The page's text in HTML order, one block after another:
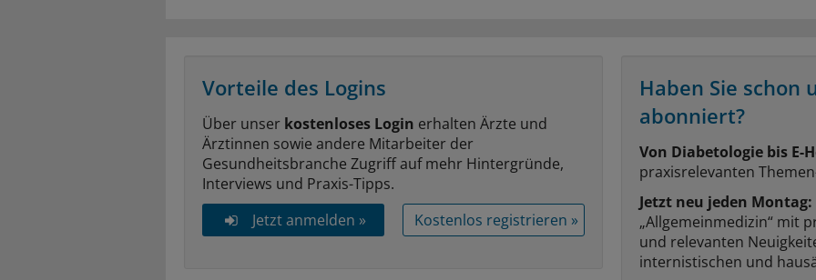
Vorteile des Logins
Über unser kostenloses Login erhalten Ärzte und
Ärztinnen sowie andere Mitarbeiter der
Gesundheitsbranche Zugriff auf mehr Hintergründe,
Interviews und Praxis-Tipps.
Jetzt anmelden »
Kostenlos registrieren »
Haben Sie schon
abonniert?
Von Diabetologie bis E-
praxisrelevanten
Jetzt neu jeden Montag:
„Allgemeinmedizin“ mit
und relevanten
internistischen und